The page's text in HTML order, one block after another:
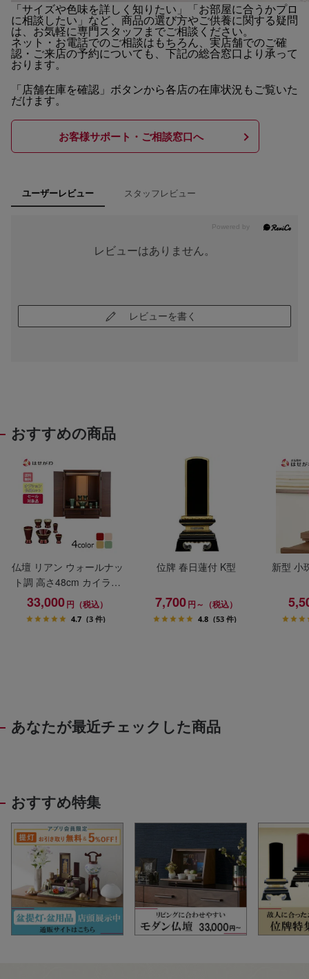
「サイズや色味を詳しく知りたい」「お部屋に合うかプロ
に相談したい」など、商品の選び方やご供養に関する疑問
は、お気軽に専門スタッフまでご相談ください。
ネット・お電話でのご相談はもちろん、実店舗でのご確
認・ご来店の予約についても、下記の総合窓口より承って
おります。
「店舗在庫を確認」ボタンから各店の在庫状況もご覧いた
だけます。
お客様サポート・ご相談窓口へ
ユーザーレビュー スタッフレビュー
レビューはありません。
レビューを書く
おすすめの商品
仏壇 リアン ウォールナッ
ト調 高さ48cm カイラ具
足セット
33,000円（税込）
4.7 (3 件)
位牌 春日蓮付 K型
7,700円～（税込）
4.8 (53 件)
新型 小
あなたが最近チェックした商品
おすすめ特集